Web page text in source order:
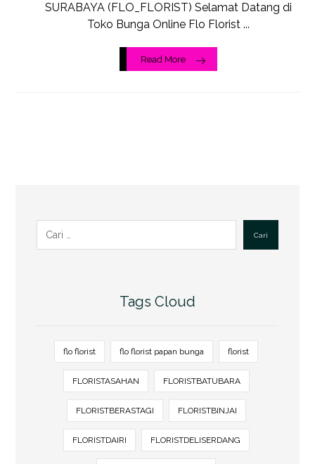
SURABAYA (FLO_FLORIST) Selamat Datang di
Toko Bunga Online Flo Florist ...
Read More
Cari
Tags Cloud
flo florist flo florist papan bunga florist
FLORISTASAHAN FLORISTBATUBARA
FLORISTBERASTAGI FLORISTBINJAI
FLORISTDAIRI FLORISTDELISERDANG